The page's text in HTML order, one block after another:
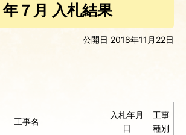
７月 入札結果
公開日 2018年11月22日
工事名
入札年月
日
工事
種別